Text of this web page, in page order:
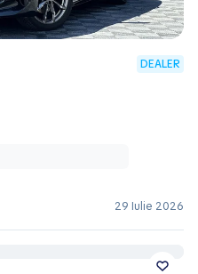
DEALER
29 Iulie 2026